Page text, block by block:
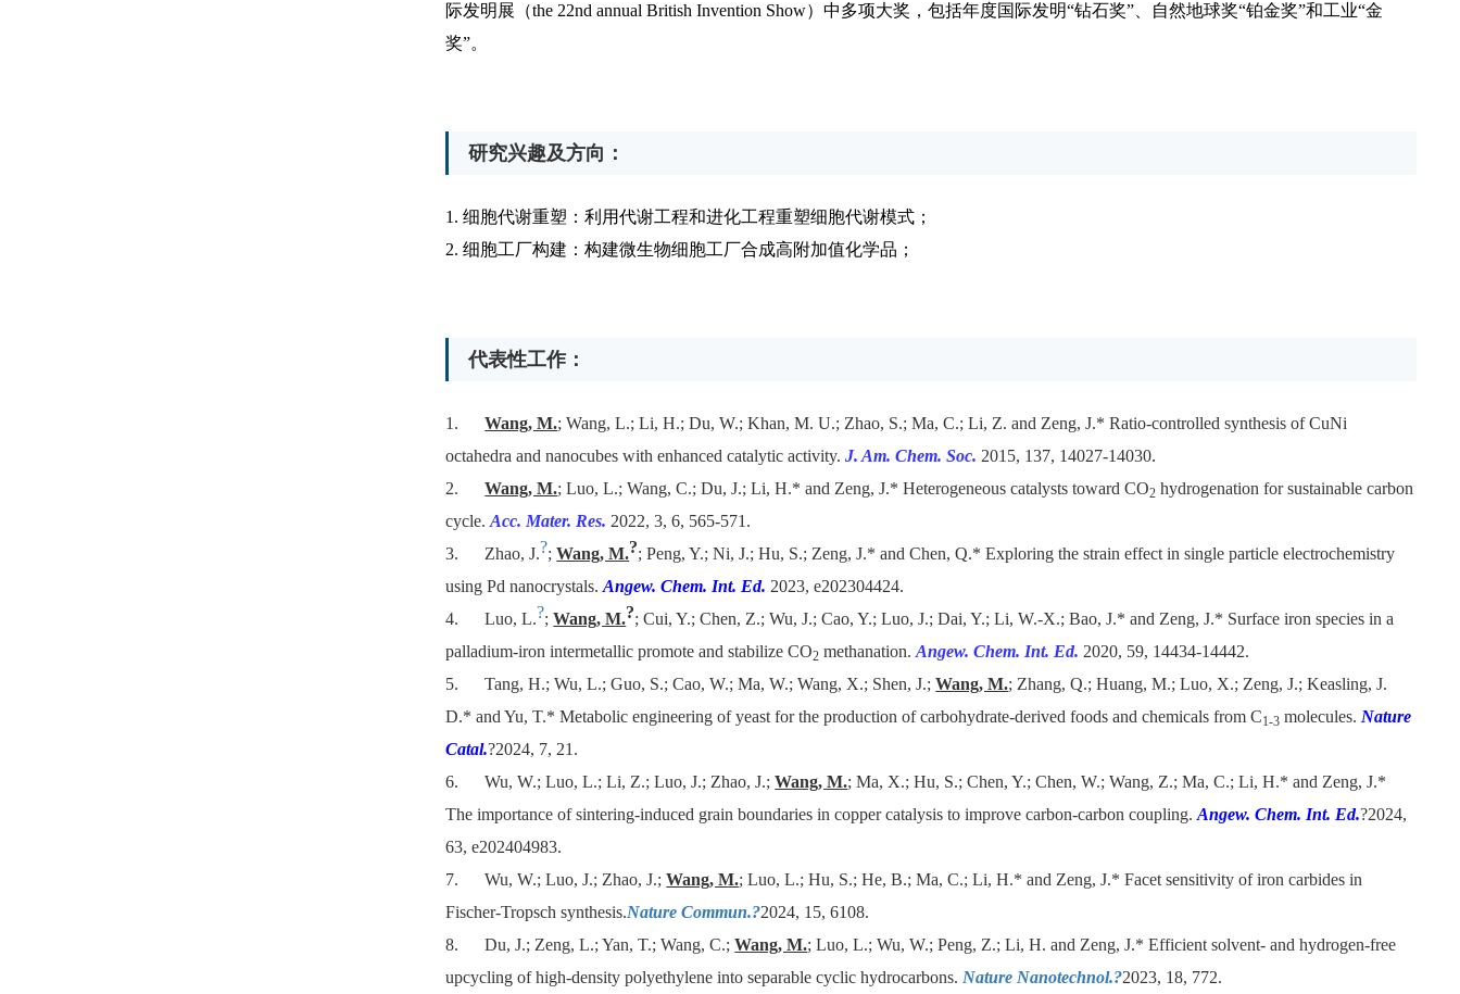
际发明展（the 22nd annual British Invention Show）中多项大奖，包括年度国际发明“钻石奖”、自然地球奖“铂金奖”和工业“金
奖”。
研究兴趣及方向：
1.细胞代谢重塑：利用代谢工程和进化工程重塑细胞代谢模式；
2.细胞工厂构建：构建微生物细胞工厂合成高附加值化学品；
代表性工作：
1. Wang, M.; Wang, L.; Li, H.; Du, W.; Khan, M. U.; Zhao, S.; Ma, C.; Li, Z. and Zeng, J.* Ratio-controlled synthesis of CuNi
octahedra and nanocubes with enhanced catalytic activity.J. Am. Chem. Soc. 2015, 137, 14027-14030.
2.
Wang, M.; Luo, L.; Wang, C.; Du, J.; Li, H.* and Zeng, J.* Heterogeneous catalysts toward CO2 hydrogenation for sustainable carbon
cycle.Acc. Mater. Res. 2022, 3, 6, 565-571.
3.
Zhao, J.?;Wang, M.?; Peng, Y.; Ni, J.; Hu, S.; Zeng, J.* and Chen, Q.* Exploring the strain effect in single particle electrochemistry
using Pd nanocrystals.Angew. Chem. Int. Ed. 2023, e202304424.
4.
Luo, L.?;Wang, M.?; Cui, Y.; Chen, Z.; Wu, J.; Cao, Y.; Luo, J.; Dai, Y.; Li, W.-X.; Bao, J.* and Zeng, J.* Surface iron species in a
palladium-iron intermetallic promote and stabilize CO2 methanation.Angew. Chem. Int. Ed. 2020, 59, 14434-14442.
5.
Tang, H.; Wu, L.; Guo, S.; Cao, W.; Ma, W.; Wang, X.; Shen, J.;Wang, M.; Zhang, Q.; Huang, M.; Luo, X.; Zeng, J.; Keasling, J.
D.* and Yu, T.* Metabolic engineering of yeast for the production of carbohydrate-derived foods and chemicals from C1-3 molecules. Nature
Catal.?2024, 7, 21.
6.
Wu, W.; Luo, L.; Li, Z.; Luo, J.; Zhao, J.;Wang, M.; Ma, X.; Hu, S.; Chen, Y.; Chen, W.; Wang, Z.; Ma, C.; Li, H.* and Zeng, J.*
The importance of sintering-induced grain boundaries in copper catalysis to improve carbon-carbon coupling.Angew. Chem. Int. Ed.?2024,
63, e202404983.
7.
Wu, W.; Luo, J.; Zhao, J.;Wang, M.; Luo, L.; Hu, S.; He, B.; Ma, C.; Li, H.* and Zeng, J.* Facet sensitivity of iron carbides in
Fischer-Tropsch synthesis.Nature Commun.?2024, 15, 6108.
8.
Du, J.; Zeng, L.; Yan, T.; Wang, C.;Wang, M.; Luo, L.; Wu, W.; Peng, Z.; Li, H. and Zeng, J.* Efficient solvent- and hydrogen-free
upcycling of high-density polyethylene into separable cyclic hydrocarbons. Nature Nanotechnol.?2023, 18, 772.